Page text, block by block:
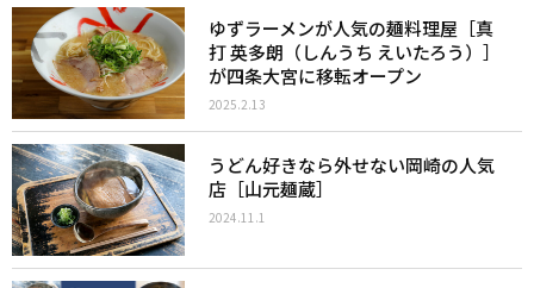
ゆずラーメンが人気の麺料理屋［真
打 英多朗（しんうち えいたろう）］
が四条大宮に移転オープン
2025.2.13
うどん好きなら外せない岡崎の人気
店［山元麺蔵］
2024.11.1